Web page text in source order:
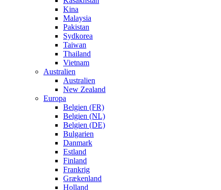
Kina
Malaysia
Pakistan
Sydkorea
Taiwan
Thailand
Vietnam
Australien
Australien
New Zealand
Europa
Belgien (FR)
Belgien (NL)
Belgien (DE)
Bulgarien
Danmark
Estland
Finland
Frankrig
Grækenland
Holland